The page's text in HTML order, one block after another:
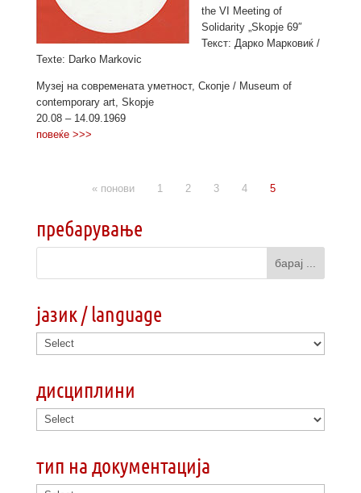
the VI Meeting of
Solidarity „Skopje 69″
Текст: Дарко Марковиќ /
Texte: Darko Markovic
Музеј на современата уметност, Скопје / Museum of
contemporary art, Skopje
20.08 – 14.09.1969
повеќе >>>
« понови 1 2 3 4 5
пребарување
јазик / language
дисциплини
тип на документација